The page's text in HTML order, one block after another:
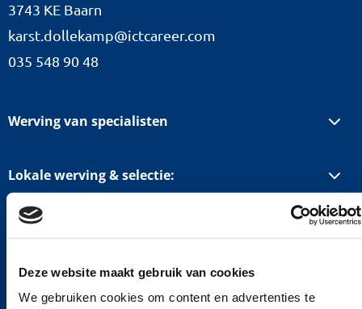
Deze website maakt gebruik van cookies
We gebruiken cookies om content en advertenties te
3743 KE Baarn
karst.dollekamp@ictcareer.com
035 548 90 48
Werving van specialisten
Lokale werving & selectie: